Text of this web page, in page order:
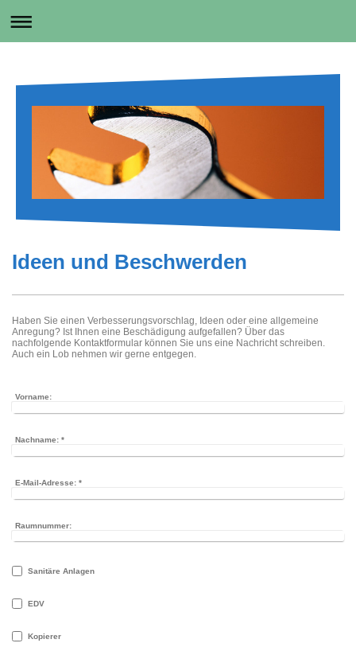
Ideen und Beschwerden
Haben Sie einen Verbesserungsvorschlag, Ideen oder eine allgemeine
Anregung? Ist Ihnen eine Beschädigung aufgefallen? Über das
nachfolgende Kontaktformular können Sie uns eine Nachricht schreiben.
Auch ein Lob nehmen wir gerne entgegen.
Vorname:
Nachname: *
E-Mail-Adresse: *
Raumnummer:
Sanitäre Anlagen
EDV
Kopierer